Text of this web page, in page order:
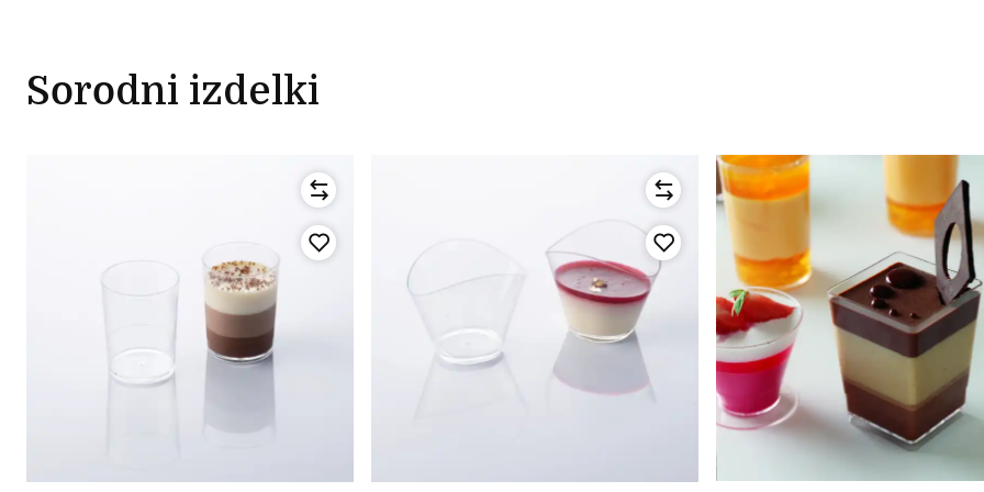
Sorodni izdelki